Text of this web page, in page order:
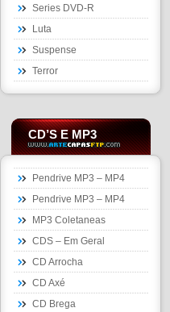
Series DVD-R
Luta
Suspense
Terror
CD’S E MP3
Pendrive MP3 – MP4
Pendrive MP3 – MP4
MP3 Coletaneas
CDS – Em Geral
CD Arrocha
CD Axé
CD Brega